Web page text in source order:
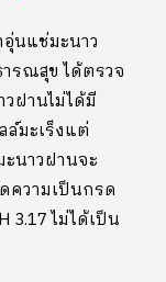
นแช่มะนาว
รณสุข ได้ตรวจ
ฝานไม่ได้มี
มะเร็งแต่
นาวฝานจะ
ความเป็นกรด
3.17 ไม่ได้เป็น